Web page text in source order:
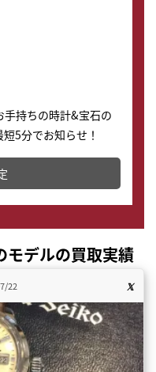
手持ちの時計&宝石の
5分でお知らせ！
ことが出来ます。
モデルの買取実績
22